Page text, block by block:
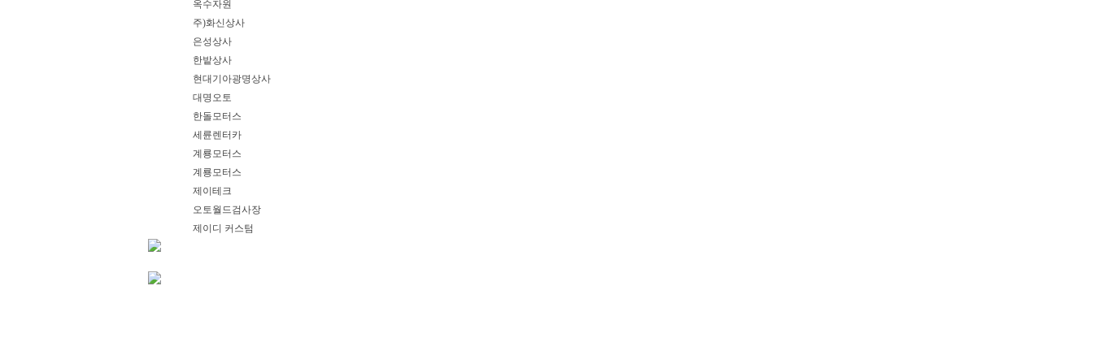
옥수자원
주)화신상사
은성상사
한밭상사
현대기아광명상사
대명오토
한돌모터스
세륜렌터카
계룡모터스
계룡모터스
제이테크
오토월드검사장
제이디 커스텀